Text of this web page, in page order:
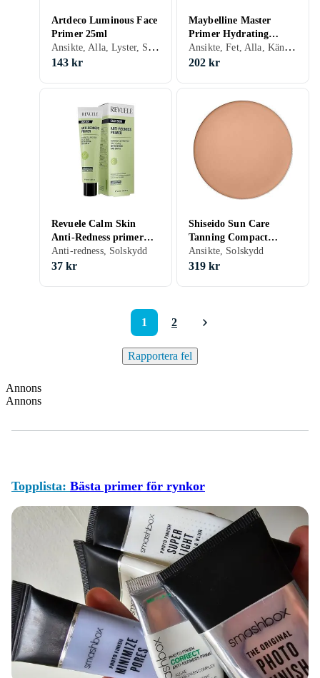
Artdeco Luminous Face
Primer 25ml
Ansikte, Alla, Lyster, Solskydd
143 kr
Maybelline Master
Primer Hydrating
Primer 30ml
Ansikte, Fet, Alla, Känslig, Anti-redness, Mjukgörande, Återfuktande, Lyster, Solskydd, Porminimering, Kräm
202 kr
Revuele Calm Skin
Anti-Redness primer
against redness SPF 15
40ml
Anti-redness, Solskydd
37 kr
Shiseido Sun Care
Tanning Compact
Foundation SPF10 12g
Ansikte, Solskydd
319 kr
1 2
Rapportera fel
Annons
Annons
Topplista: Bästa primer för rynkor